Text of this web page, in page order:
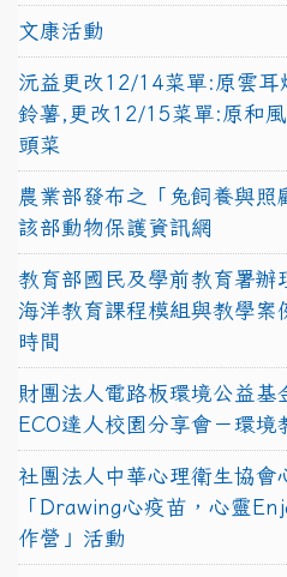
文康活動
沅益更改12/14菜單:原雲耳
鈴薯,更改12/15菜單:原和
頭菜
農業部發布之「兔飼養與照
該部動物保護資訊網
教育部國民及學前教育署
海洋教育課程模組與教學案
時間
財團法人電路板環境公益基
ECO達人校園分享會－環境
社團法人中華心理衛生協會
「Drawing心疫苗，心靈
作營」活動